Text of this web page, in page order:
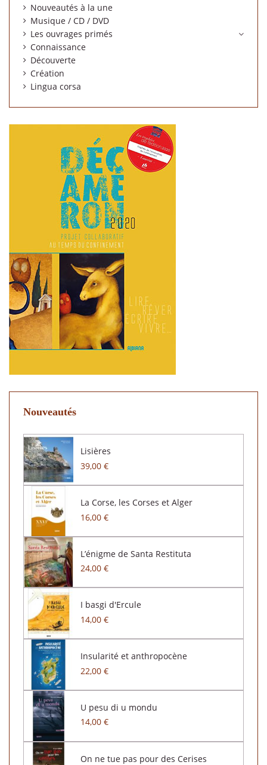
Nouveautés à la une
Musique / CD / DVD
Les ouvrages primés
Connaissance
Découverte
Création
Lingua corsa
Nouveautés
Lisières
39,00 €
La Corse, les Corses et Alger
16,00 €
L’énigme de Santa Restituta
24,00 €
I basgi d'Ercule
14,00 €
Insularité et anthropocène
22,00 €
U pesu di u mondu
14,00 €
On ne tue pas pour des Cerises